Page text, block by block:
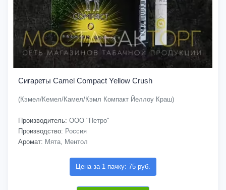
Сигареты Camel Compact Yellow Crush
(Кэмел/Кемел/Камел/Кэмл Компакт Йеллоу Краш)
Производитель: ООО "Петро"
Производство: Россия
Аромат: Мята, Ментол
Цена за 1 пачку: 75 руб.